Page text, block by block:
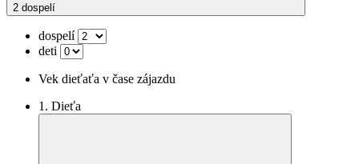
2 dospelí
dospelí
deti
Vek dieťaťa v čase zájazdu
1. Dieťa